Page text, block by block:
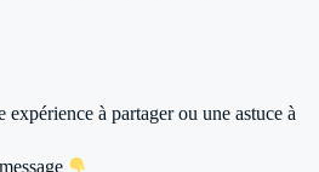
à partager ou une astuce à